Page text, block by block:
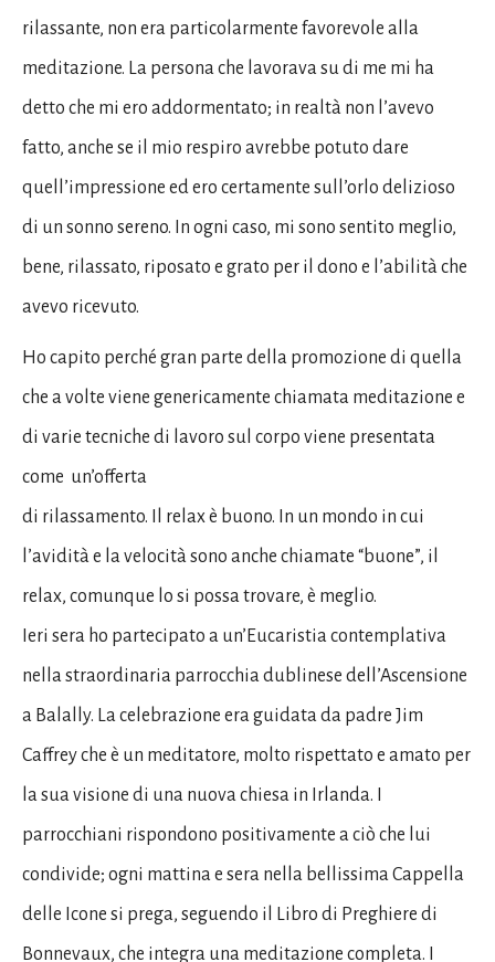
rilassante, non era particolarmente favorevole alla
meditazione. La persona che lavorava su di me mi ha
detto che mi ero addormentato; in realtà non l’avevo
fatto, anche se il mio respiro avrebbe potuto dare
quell’impressione ed ero certamente sull’orlo delizioso
di un sonno sereno. In ogni caso, mi sono sentito meglio,
bene, rilassato, riposato e grato per il dono e l’abilità che
avevo ricevuto.
Ho capito perché gran parte della promozione di quella
che a volte viene genericamente chiamata meditazione e
di varie tecniche di lavoro sul corpo viene presentata
come un’offerta
di rilassamento. Il relax è buono. In un mondo in cui
l’avidità e la velocità sono anche chiamate “buone”, il
relax, comunque lo si possa trovare, è meglio.
Ieri sera ho partecipato a un’Eucaristia contemplativa
nella straordinaria parrocchia dublinese dell’Ascensione
a Balally. La celebrazione era guidata da padre Jim
Caffrey che è un meditatore, molto rispettato e amato per
la sua visione di una nuova chiesa in Irlanda. I
parrocchiani rispondono positivamente a ciò che lui
condivide; ogni mattina e sera nella bellissima Cappella
delle Icone si prega, seguendo il Libro di Preghiere di
Bonnevaux, che integra una meditazione completa. I